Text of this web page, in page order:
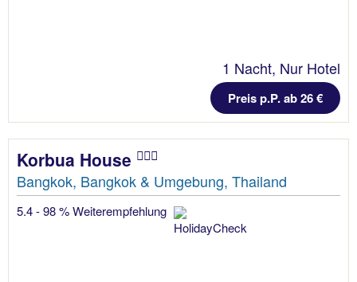
1 Nacht, Nur Hotel
Preis p.P. ab 26 €
Korbua House
Bangkok, Bangkok & Umgebung, Thailand
5.4 - 98 % Weiterempfehlung